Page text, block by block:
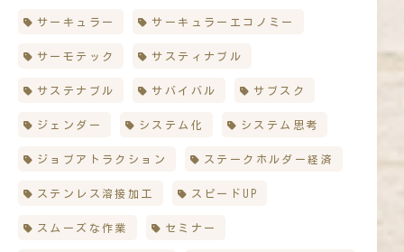
サーキュラー サーキュラーエコノミー
サーモテック サスティナブル
サステナブル サバイバル サブスク
ジェンダー システム化 システム思考
ジョブアトラクション ステークホルダー経済
ステンレス溶接加工 スピードUP
スムーズな作業 セミナー